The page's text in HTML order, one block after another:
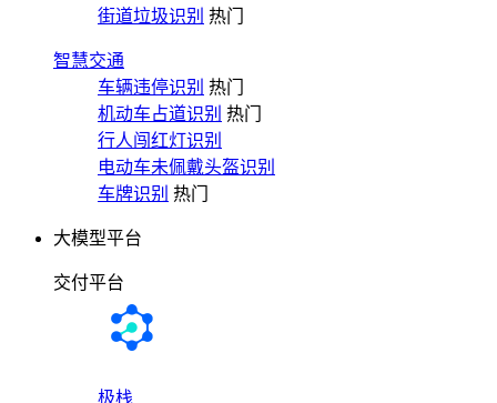
街道垃圾识别 热门
智慧交通
车辆违停识别 热门
机动车占道识别 热门
行人闯红灯识别
电动车未佩戴头盔识别
车牌识别 热门
大模型平台
交付平台
极栈